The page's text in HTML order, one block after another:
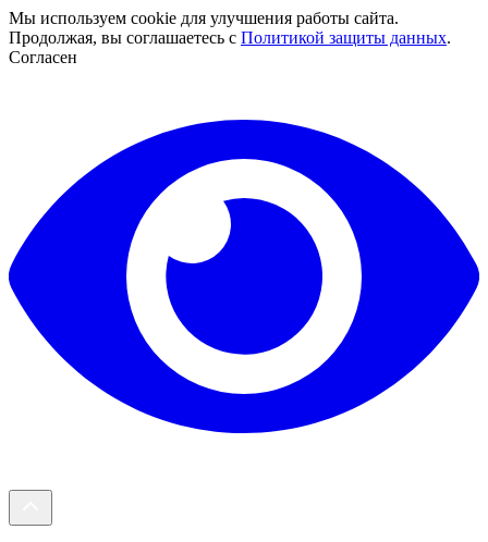
Мы используем cookie для улучшения работы сайта.
Продолжая, вы соглашаетесь с Политикой защиты данных.
Согласен